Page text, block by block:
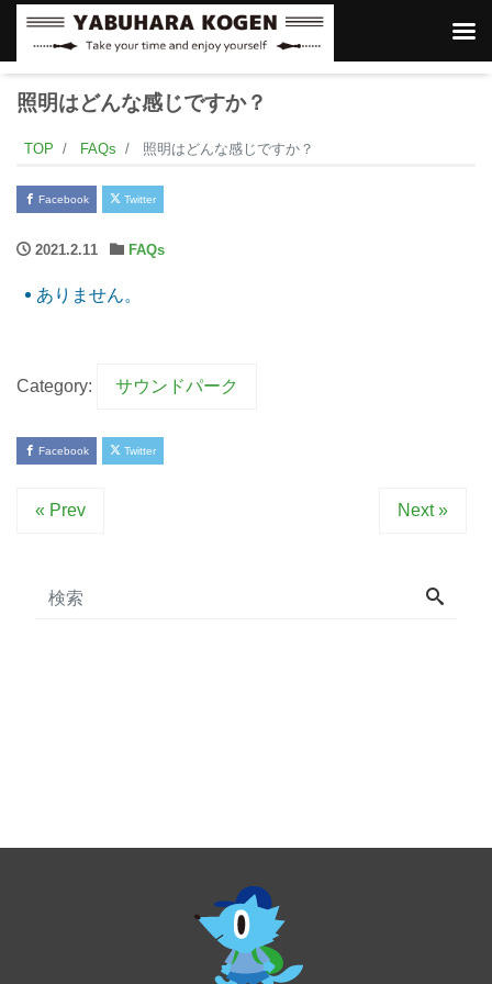
照明はどんな感じですか？
TOP FAQs 照明はどんな感じですか？
Facebook Twitter
2021.2.11 FAQs
ありません。
Category: サウンドパーク
Facebook Twitter
« Prev Next »